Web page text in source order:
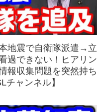
地震で自衛隊派遣→立
過できない！ヒアリン
報収集問題を突然持ち
チャンネル】